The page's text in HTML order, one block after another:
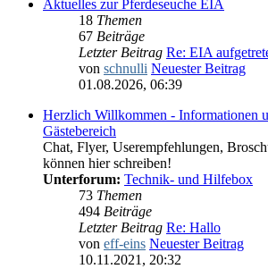
Aktuelles zur Pferdeseuche EIA
18 Themen
67 Beiträge
Letzter Beitrag Re: EIA
von schnulli Neuester Beitrag
01.08.2026, 06:39
Herzlich Willkommen - Informationen
Gästebereich
Chat, Flyer, Userempfehlungen,
können hier schreiben!
Unterforum: Technik- und Hilfebox
73 Themen
494 Beiträge
Letzter Beitrag Re: Hallo
von eff-eins Neuester Beitrag
10.11.2021, 20:32